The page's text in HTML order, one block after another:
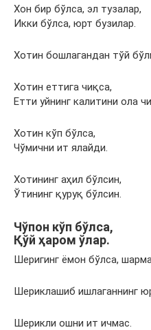
Хон бир бўлса, эл тузалар,
Икки бўлса, юрт бузилар.
Хотин бошлагандан тўй
Хотин еттига чиқса,
Етти уйнинг калитини ола
Хотин кўп бўлса,
Чўмични ит ялайди.
Хотининг аҳил бўлсин,
Ўтининг қуруқ бўлсин.
Чўпон кўп бўлса,
Қўй ҳаром ўлар.
Шеригинг ёмон бўлса,
Шериклашиб ишлаганнинг
Шерикли ошни ит ичмас.